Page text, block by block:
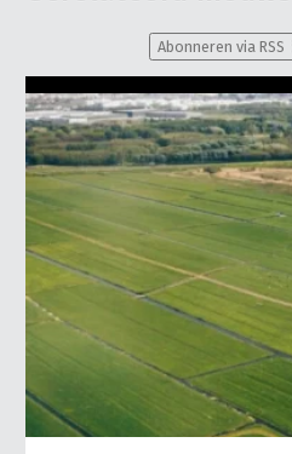
Abonneren via RSS